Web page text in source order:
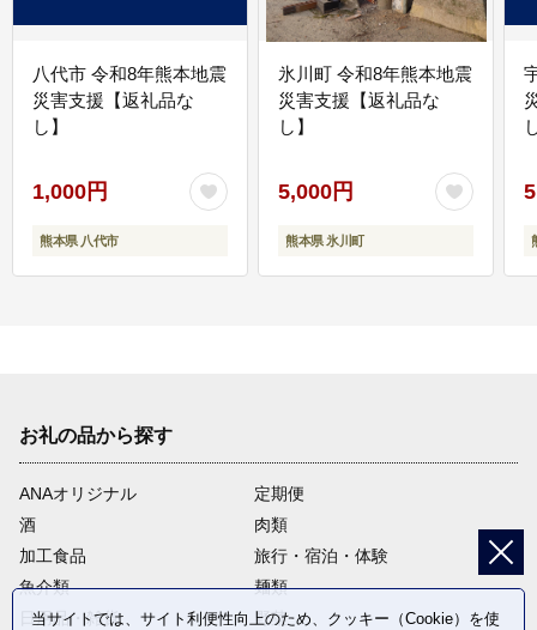
八代市 令和8年熊本地震
災害支援【返礼品な
し】
1,000円
熊本県 八代市
氷川町 令和8年熊本地震
災害支援【返礼品な
し】
5,000円
熊本県 氷川町
お礼の品から探す
ANAオリジナル
定期便
酒
肉類
加工食品
旅行・宿泊・体験
魚介類
麺類
日用品・雑貨
野菜
当サイトでは、サイト利便性向上のため、クッキー（Cookie）を使